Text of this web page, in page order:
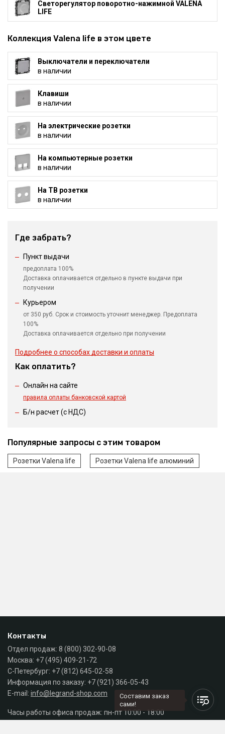
Светорегулятор поворотно-нажимной VALENA
LIFE
Коллекция Valena life в этом цвете
Выключатели и переключатели
в наличии
Клавиши
в наличии
На электрические розетки
в наличии
На компьютерные розетки
в наличии
На ТВ розетки
в наличии
Где забрать?
Пункт выдачи
предоплата 100%
Доставка оплачивается отдельно в пункте выдачи при
получении
Курьером
от 350 руб. Срок и стоимость уточнит менеджер. Предоплата
100%
Доставка оплачивается отдельно при получении
Подробнее о способах доставки и оплаты
Как оплатить?
Онлайн на сайте
правила оплаты банковской картой
Б/н расчет (c НДС)
Популярные запросы с этим товаром
Розетки Valena life Розетки Valena life алюминий
Контакты
Отдел продаж: 8 (800) 302-90-08
Москва: +7 (495) 409-21-72
С-Петербург: +7 (812) 645-02-58
Информация по заказу: +7 (921) 366-05-43
E-mail: info@legrand-shop.com
Часы работы офиса продаж: пн-пт 10:00 - 18:00
Составим заказ
сами!